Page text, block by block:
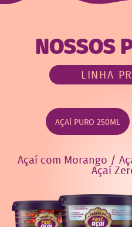
NOSSOS
AÇAÍ PURO 250ML
Açaí com Morango /
Açaí